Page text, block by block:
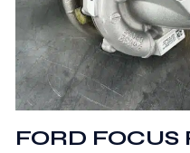
FORD FOCUS